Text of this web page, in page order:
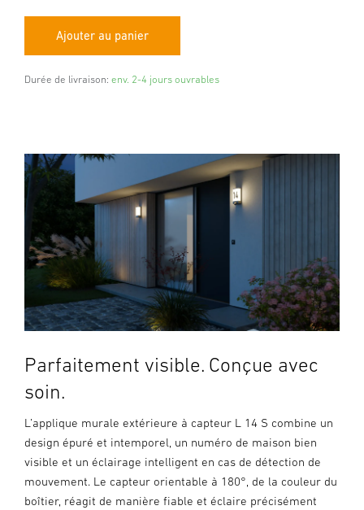
Durée de livraison: env. 2-4 jours ouvrables
Parfaitement visible. Conçue avec
soin.
L’applique murale extérieure à capteur L 14 S combine un
design épuré et intemporel, un numéro de maison bien
visible et un éclairage intelligent en cas de détection de
mouvement. Le capteur orientable à 180°, de la couleur du
boîtier, réagit de manière fiable et éclaire précisément